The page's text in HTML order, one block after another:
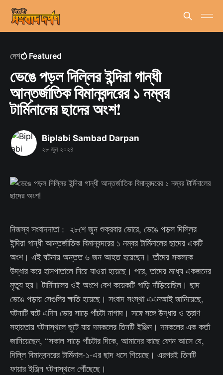
দেশ Featured
ভেঙে পড়ল দিল্লির ইন্দিরা গান্ধী
আন্তর্জাতিক বিমানবন্দরের ১ নম্বর
টার্মিনালের ছাদের অংশ!
Biplabi Sambad Darpan
২৮ জুন ২০২৪
নিজস্ব সংবাদদাতা : ২৮শে জুন শুক্রবার ভোরে, ভেঙে পড়ল দিল্লির
ইন্দিরা গান্ধী আন্তর্জাতিক বিমানবন্দরের ১ নম্বর টার্মিনালের ছাদের একটি
অংশ। এই ঘটনায় অন্তত ৬ জন আহত হয়েছেন। তাঁদের সকলকে
উদ্ধার করে হাসপাতালে নিয়ে যাওয়া হয়েছে। পরে, তাদের মধ্যে একজনের
মৃত্যু হয়। টার্মিনালের ওই অংশে বেশ কয়েকটি গাড়ি দাঁড়িয়েছিল। ছাদ
ভেঙে পড়ায় সেগুলির ক্ষতি হয়েছে। সংবাদ সংস্থা এএনআই জানিয়েছে,
ঘটনাটি ঘটে এদিন ভোর সাড়ে পাঁচটা নাগাদ। সঙ্গে সঙ্গে উদ্ধার ও ত্রাণ
সহায়তায় ঘটনাস্থলে ছুটে যায় দমকলের তিনটি ইঞ্জিন। দমকলের এক কর্তা
জানিয়েছেন, “সকাল সাড়ে পাঁচটার দিকে, আমাদের কাছে ফোন আসে যে,
দিল্লি বিমানবন্দরের টার্মিনাল-১-এর ছাদ ধসে গিয়েছে। এরপরই তিনটি
ফায়ার ইঞ্জিন ঘটনাস্থলে পৌঁছেছে।